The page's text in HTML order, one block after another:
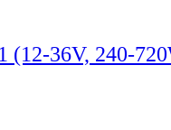
(12-36V, 240-